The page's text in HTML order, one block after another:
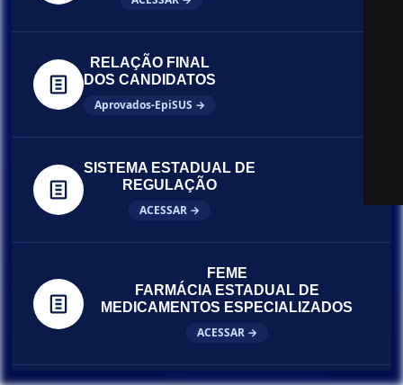
RELAÇÃO FINAL
DOS CANDIDATOS
Aprovados-EpiSUS →
SISTEMA ESTADUAL DE
REGULAÇÃO
ACESSAR →
FEME
FARMÁCIA ESTADUAL DE
MEDICAMENTOS ESPECIALIZADOS
ACESSAR →